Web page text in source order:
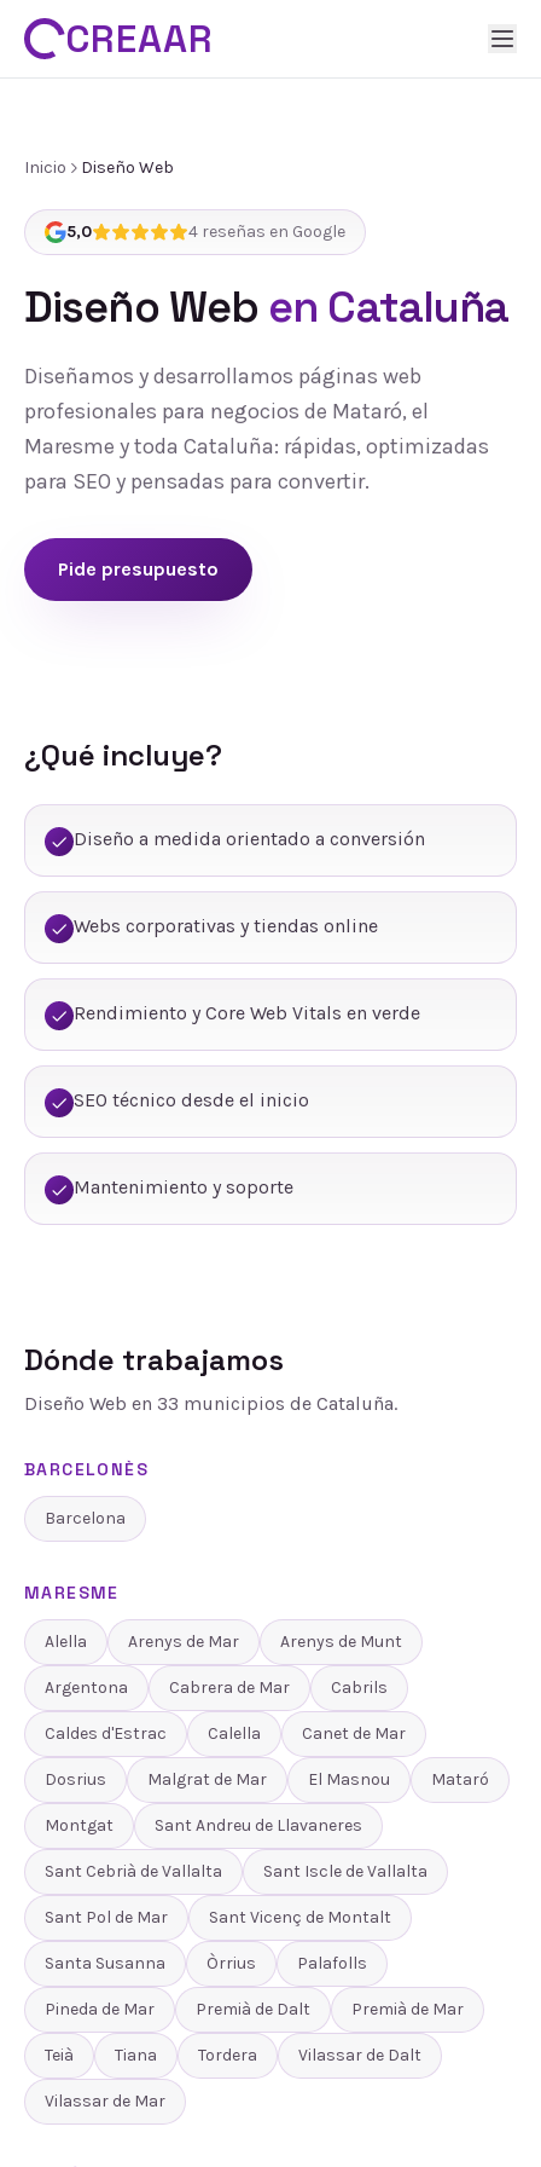
CREAAR
Inicio Diseño Web
5,0 4 reseñas en Google
Diseño Web en Cataluña
Diseñamos y desarrollamos páginas web
profesionales para negocios de Mataró, el
Maresme y toda Cataluña: rápidas, optimizadas
para SEO y pensadas para convertir.
Pide presupuesto
¿Qué incluye?
Diseño a medida orientado a conversión
Webs corporativas y tiendas online
Rendimiento y Core Web Vitals en verde
SEO técnico desde el inicio
Mantenimiento y soporte
Dónde trabajamos
Diseño Web en 33 municipios de Cataluña.
BARCELONÈS
Barcelona
MARESME
Alella Arenys de Mar Arenys de Munt
Argentona Cabrera de Mar Cabrils
Caldes d'Estrac Calella Canet de Mar
Dosrius Malgrat de Mar El Masnou Mataró
Montgat Sant Andreu de Llavaneres
Sant Cebrià de Vallalta Sant Iscle de Vallalta
Sant Pol de Mar Sant Vicenç de Montalt
Santa Susanna Òrrius Palafolls
Pineda de Mar Premià de Dalt Premià de Mar
Teià Tiana Tordera Vilassar de Dalt
Vilassar de Mar